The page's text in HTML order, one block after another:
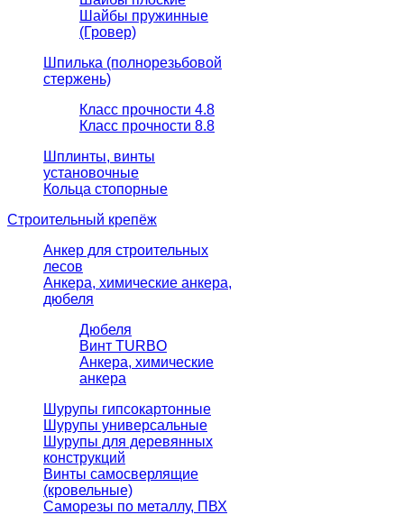
Шайбы пружинные
(Гровер)
Шпилька (полнорезьбовой
стержень)
Класс прочности 4.8
Класс прочности 8.8
Шплинты, винты
установочные
Кольца стопорные
Строительный крепёж
Анкер для строительных
лесов
Анкера, химические анкера,
дюбеля
Дюбеля
Винт TURBO
Анкера, химические
анкера
Шурупы гипсокартонные
Шурупы универсальные
Шурупы для деревянных
конструкций
Винты самосверлящие
(кровельные)
Саморезы по металлу, ПВХ